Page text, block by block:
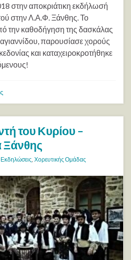
στην αποκριάτικη εκδήλωσή
στην Λ.Α.Φ. Ξάνθης. Το
την καθοδήγηση της δασκάλας
παρουσίασε χορούς
και καταχειροκροτήθηκε
του Κυρίου –
Ξάνθης
Εκδηλώσεις Χορευτικής Ομάδας